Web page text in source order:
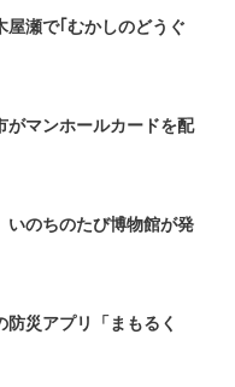
瀬で｢むかしのどうぐ
がマンホールカードを配
のちのたび博物館が発
災アプリ「まもるく